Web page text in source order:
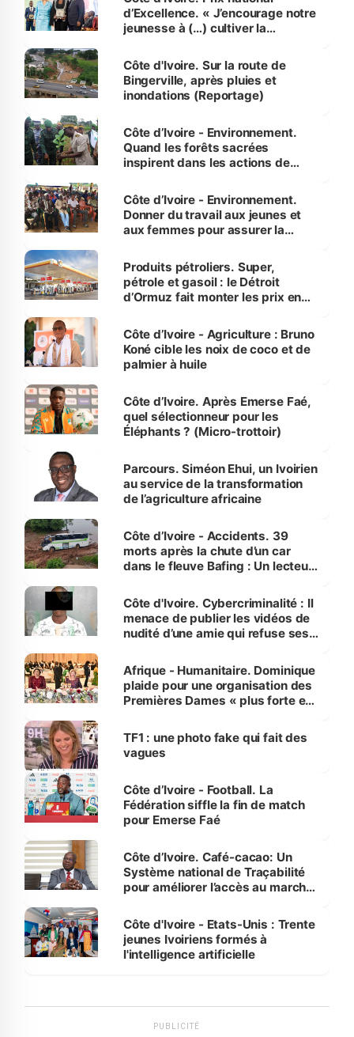
d’Excellence. « J’encourage notre
jeunesse à (…) cultiver la
(Alassane Ouattara
Côte d'Ivoire. Sur la route de
Bingerville, après pluies et
inondations (Reportage)
Côte d’Ivoire - Environnement.
Quand les forêts sacrées
inspirent dans les actions de
Côte d’Ivoire - Environnement.
Donner du travail aux jeunes et
aux femmes pour assurer la
menacées
Produits pétroliers. Super,
pétrole et gasoil : le Détroit
d’Ormuz fait monter les prix en
Côte d’Ivoire - Agriculture : Bruno
Koné cible les noix de coco et de
palmier à huile
Côte d’Ivoire. Après Emerse Faé,
quel sélectionneur pour les
Éléphants ? (Micro-trottoir)
Parcours. Siméon Ehui, un Ivoirien
au service de la transformation
de l’agriculture africaine
Côte d’Ivoire - Accidents. 39
morts après la chute d’un car
dans le fleuve Bafing : Un lecteur
des Transports
Côte d'Ivoire. Cybercriminalité : Il
menace de publier les vidéos de
nudité d’une amie qui refuse ses
Afrique - Humanitaire. Dominique
plaide pour une organisation des
Premières Dames « plus forte et
sur la scène internationale »
TF1 : une photo fake qui fait des
vagues
Côte d’Ivoire - Football. La
Fédération siffle la fin de match
pour Emerse Faé
Côte d’Ivoire. Café-cacao: Un
Système national de Traçabilité
pour améliorer l’accès au marché
Côte d'Ivoire - Etats-Unis : Trente
jeunes Ivoiriens formés à
l'intelligence artificielle
PUBLICITÉ